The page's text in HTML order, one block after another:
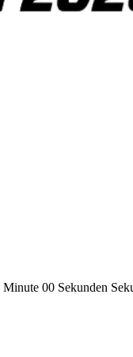
Minute 00 Sekunden